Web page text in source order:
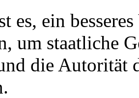
es, ein
um staatliche
die Autorität